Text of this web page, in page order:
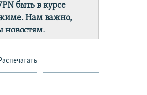
быть в курсе
Нам важно,
новостям.
Распечатать